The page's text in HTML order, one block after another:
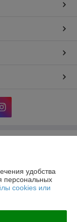
удобства
персональных
cookies или